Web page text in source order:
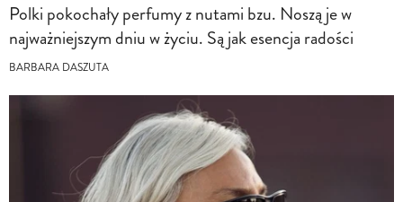
Polki pokochały perfumy z nutami bzu. Noszą je w
najważniejszym dniu w życiu. Są jak esencja radości
BARBARA DASZUTA